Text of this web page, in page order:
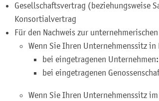
Gesellschaftsvertrag (beziehungsweise
Konsortialvertrag
Für den Nachweis zur
Wenn Sie Ihren Unternehmenssitz in
bei eingetragenen Unternehmen:
bei eingetragenen
Wenn Sie Ihren Unternehmenssitz